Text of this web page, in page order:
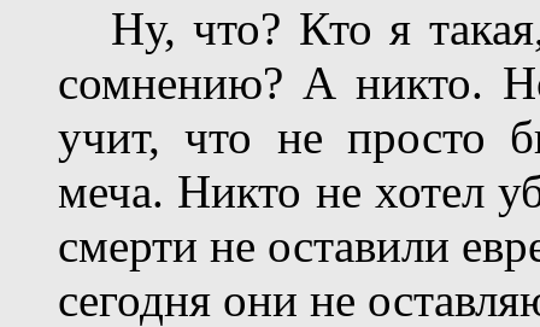
Ну, что? Кто я
сомнению? А никто.
учит, что не просто
меча. Никто не хотел
смерти не оставили
сегодня они не